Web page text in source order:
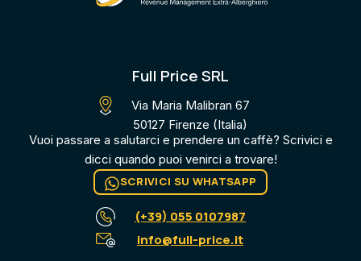
Full Price SRL
Via Maria Malibran 67
50127 Firenze (Italia)
Vuoi passare a salutarci e prendere un caffè? Scrivici e
dicci quando puoi venirci a trovare​!
SCRIVICI SU WHATSAPP
(+39) 055 0107987
info@full-price.it